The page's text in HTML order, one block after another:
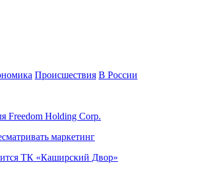
Происшествия В России
Freedom Holding Corp.
маркетинг
ТК «Каширский Двор»